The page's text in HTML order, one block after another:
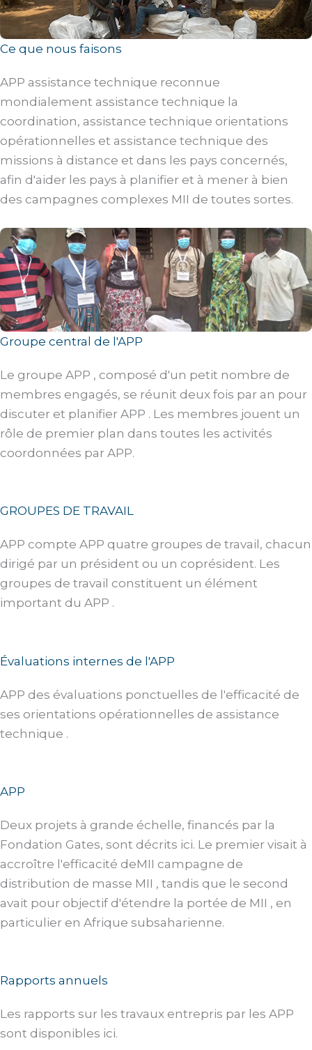
Ce que nous faisons
APP assistance technique reconnue
mondialement assistance technique la
coordination, assistance technique orientations
opérationnelles et assistance technique des
missions à distance et dans les pays concernés,
afin d'aider les pays à planifier et à mener à bien
des campagnes complexes MII de toutes sortes.
Groupe central de l'APP
Le groupe APP , composé d'un petit nombre de
membres engagés, se réunit deux fois par an pour
discuter et planifier APP . Les membres jouent un
rôle de premier plan dans toutes les activités
coordonnées par APP.
GROUPES DE TRAVAIL
APP compte APP quatre groupes de travail, chacun
dirigé par un président ou un coprésident. Les
groupes de travail constituent un élément
important du APP .
Évaluations internes de l'APP
APP des évaluations ponctuelles de l'efficacité de
ses orientations opérationnelles de assistance
technique .
APP
Deux projets à grande échelle, financés par la
Fondation Gates, sont décrits ici. Le premier visait à
accroître l'efficacité deMII campagne de
distribution de masse MII , tandis que le second
avait pour objectif d'étendre la portée de MII , en
particulier en Afrique subsaharienne.
Rapports annuels
Les rapports sur les travaux entrepris par les APP
sont disponibles ici.